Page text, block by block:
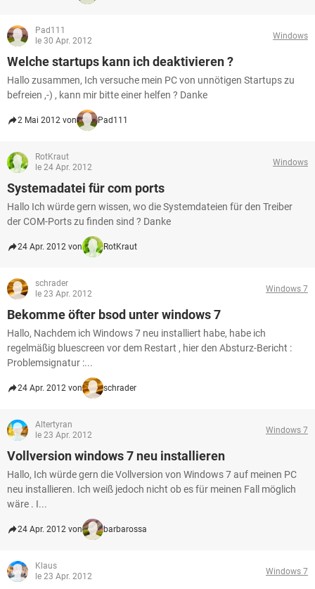
Pad111
le 30 Apr. 2012
Windows
Welche startups kann ich deaktivieren ?
Hallo zusammen, Ich versuche mein PC von unnötigen Startups zu
befreien ,-) , kann mir bitte einer helfen ? Danke
2 Mai 2012 von Pad111
RotKraut
le 24 Apr. 2012
Windows
Systemadatei für com ports
Hallo Ich würde gern wissen, wo die Systemdateien für den Treiber
der COM-Ports zu finden sind ? Danke
24 Apr. 2012 von RotKraut
schrader
le 23 Apr. 2012
Windows 7
Bekomme öfter bsod unter windows 7
Hallo, Nachdem ich Windows 7 neu installiert habe, habe ich
regelmäßig bluescreen vor dem Restart , hier den Absturz-Bericht :
Problemsignatur :...
24 Apr. 2012 von schrader
Altertyran
le 23 Apr. 2012
Windows 7
Vollversion windows 7 neu installieren
Hallo, Ich würde gern die Vollversion von Windows 7 auf meinen PC
neu installieren. Ich weiß jedoch nicht ob es für meinen Fall möglich
wäre . I...
24 Apr. 2012 von barbarossa
Klaus
le 23 Apr. 2012
Windows 7